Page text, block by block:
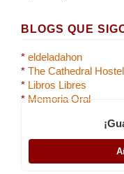
BLOGS QUE
* eldeladahon
* The Cathedral Hostel
* Libros Libres
* Memoria Oral